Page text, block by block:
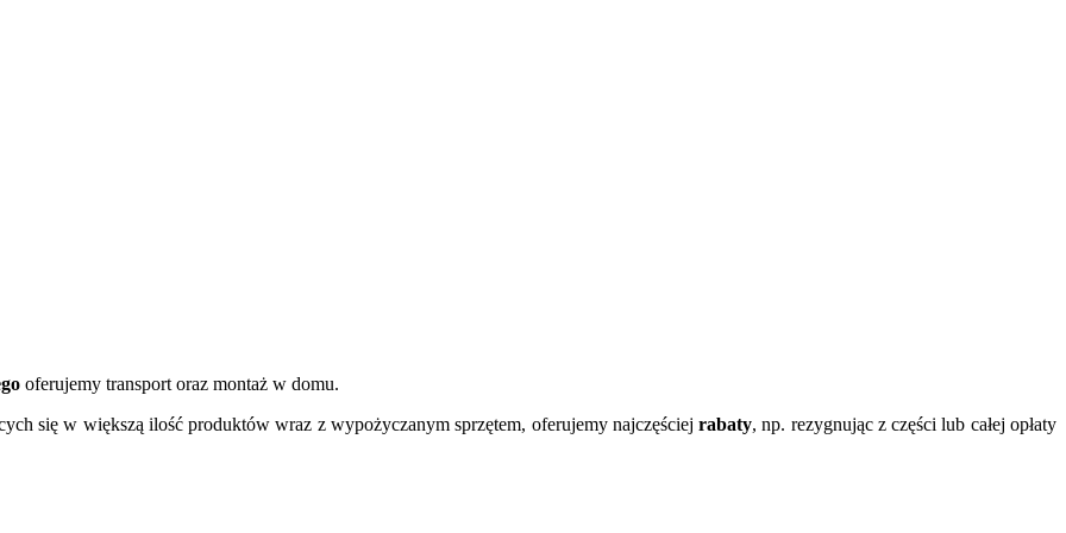
oferujemy transport oraz montaż w domu.
się w większą ilość produktów wraz z wypożyczanym sprzętem, oferujemy najczęściejrabaty, np. rezygnując z części lub całej opłaty